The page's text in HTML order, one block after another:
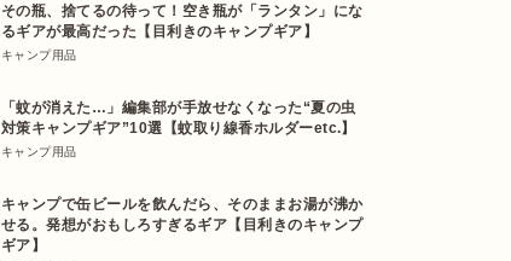
その瓶、捨てるの待って！空き瓶が「ランタン」にな
るギアが最高だった【目利きのキャンプギア】
キャンプ用品
「蚊が消えた…」編集部が手放せなくなった“夏の虫
対策キャンプギア”10選【蚊取り線香ホルダーetc.】
キャンプ用品
キャンプで缶ビールを飲んだら、そのままお湯が沸か
せる。発想がおもしろすぎるギア【目利きのキャンプ
ギア】